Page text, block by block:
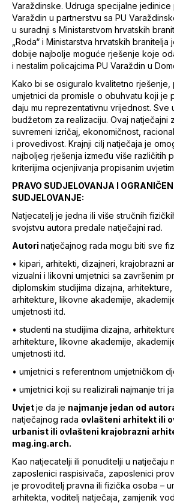
Varaždinske. Udruga specijalne jedinice
Varaždin u partnerstvu sa PU
u suradnji s Ministarstvom hrvatskih
„Roda“ i Ministarstva hrvatskih
dobije najbolje moguće rješenje koje
i nestalim policajcima PU Varaždin u
Kako bi se osiguralo kvalitetno rješenje,
umjetnici da promisle o obuhvatu koji je
daju mu reprezentativnu vrijednost. Sve
budžetom za realizaciju. Ovaj natječajni
suvremeni izričaj, ekonomičnost,
i provedivost. Krajnji cilj natječaja je
najboljeg rješenja između više različitih
kriterijima ocjenjivanja propisanim
PRAVO SUDJELOVANJA I
SUDJELOVANJE:
Natjecatelj je jedna ili više stručnih
svojstvu autora predale natječajni rad.
Autori natječajnog rada mogu biti sve
• kipari, arhitekti, dizajneri, krajobrazni
vizualni i likovni umjetnici sa završenim
diplomskim studijima dizajna,
arhitekture, likovne akademije,
umjetnosti itd.
• studenti na studijima dizajna,
arhitekture, likovne akademije,
umjetnosti itd.
• umjetnici s referentnom umjetničkom
• umjetnici koji su realizirali najmanje tri
Uvjetje da je najmanje jedan od
natječajnog rada ovlašteni arhitekt ili
urbanist ili ovlašteni krajobrazni
mag.ing.arch.
Kao natjecatelji ili ponuditelji u natječaju
zaposlenici raspisivača, zaposlenici
je provoditelj pravna ili fizička osoba –
arhitekta, voditelj natječaja, zamjenik